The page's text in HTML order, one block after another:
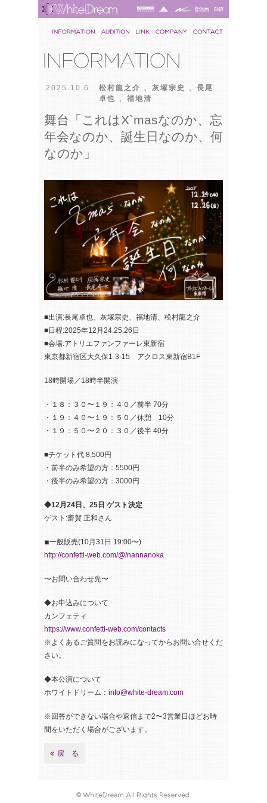
2025.10.6 松村龍之介 、 灰塚宗史 、 長尾
卓也 、 福地清
舞台「これはX`masなのか、忘
年会なのか、誕生日なのか、何
なのか」
■出演:長尾卓也、灰塚宗史、福地清、松村龍之介
■日程:2025年12月24.25.26日
■会場:アトリエファンファーレ東新宿
東京都新宿区大久保1-3-15 アクロス東新宿B1F
18時開場／18時半開演
・１８：３０〜１９：４０／前半 70分
・１９：４０〜１９：５０／休憩 10分
・１９：５０〜２０：３０／後半 40分
■チケット代 8,500円
・前半のみ希望の方：5500円
・後半のみ希望の方：3000円
◆12月24日、25日 ゲスト決定
ゲスト:齋賀 正和さん
◾︎一般販売(10月31日 19:00〜)
http://confetti-web.com/@/nannanoka
〜お問い合わせ先〜
◆お申込みについて
カンフェティ
https://www.confetti-web.com/contacts
※よくあるご質問をお読みになってからお問い合せくだ
さい。
◆本公演について
ホワイトドリーム： info@white-dream.com
※回答ができない場合や返信まで2〜3営業日ほどお時
間をいただく場合がございます。
戻 る